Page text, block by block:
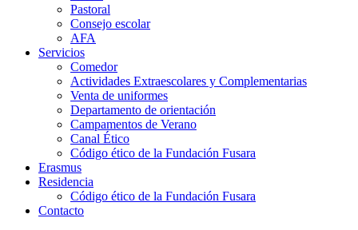
Pastoral
Consejo escolar
AFA
Servicios
Comedor
Actividades Extraescolares y Complementarias
Venta de uniformes
Departamento de orientación
Campamentos de Verano
Canal Ético
Código ético de la Fundación Fusara
Erasmus
Residencia
Código ético de la Fundación Fusara
Contacto